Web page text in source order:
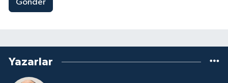
Gönder
Yazarlar